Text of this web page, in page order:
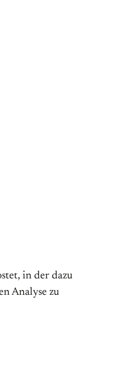
in der dazu
Analyse zu